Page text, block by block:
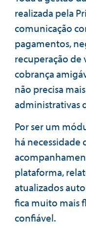
realizada pela
comunicação
pagamentos,
recuperação de
cobrança
não precisa
administrativas
Por ser um
há necessidade
plataforma,
atualizados
fica muito mais
confiável.